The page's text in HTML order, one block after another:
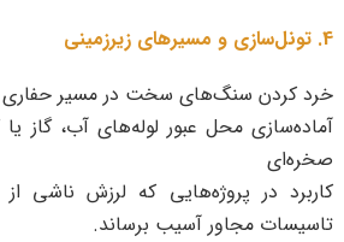
4. تونل‌سازی و مسیرهای زیرزمینی
خرد کردن سنگ‌های سخت در مسیر حفاری
آماده‌سازی محل عبور لوله‌های آب، گاز
صخره‌ای
کاربرد در پروژه‌هایی که لرزش ناشی
تاسیسات مجاور آسیب برساند.